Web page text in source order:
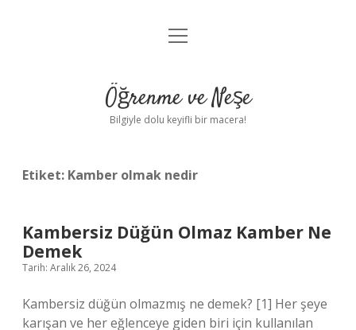
Anasayfa
Yasal Uyarı
menüyü
Öğrenme ve Neşe
Bilgiyle dolu keyifli bir macera!
Etiket: Kamber olmak nedir
Kambersiz Düğün Olmaz Kamber Ne
Demek
Tarih: Aralık 26, 2024
Kambersiz düğün olmazmış ne demek? [1] Her şeye
karışan ve her eğlenceye giden biri için kullanılan